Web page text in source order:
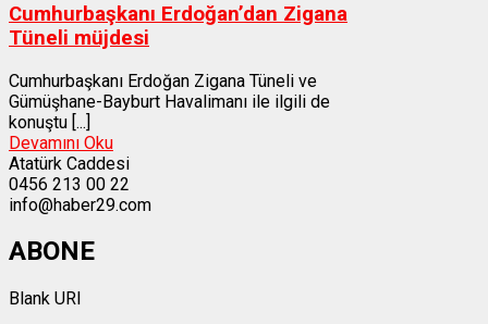
Cumhurbaşkanı Erdoğan’dan Zigana
Tüneli müjdesi
Cumhurbaşkanı Erdoğan Zigana Tüneli ve
Gümüşhane-Bayburt Havalimanı ile ilgili de
konuştu [...]
Devamını Oku
Atatürk Caddesi
0456 213 00 22
info@haber29.com
ABONE
Blank URI